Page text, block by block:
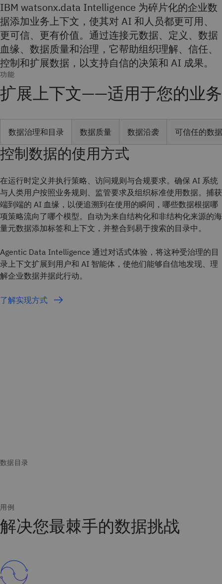
IBM watsonx.data Intelligence 为碎片化的企业数
据添加业务上下文，使其对 AI 和人员都更可用、
更可信、更有价值。通过连接元数据、定义、数据
血缘、数据质量和治理，它帮助组织理解、信任、
控制和扩展数据，以支持自信的决策和 AI 成果。
功能
扩展上下文——适用于您的业务
数据治理和目录 数据质量 数据沿袭 可信任的数
控制数据的使用方式
在运行时定义并执行策略、访问规则与合规要求。确保 AI 系统
与人类用户按照业务规则、监管要求及组织标准使用数据。捕获
端到端的 AI 血缘，以便追溯到在使用的瞬间，哪些数据根据哪
项策略流向了哪个模型。自动为来自结构化和非结构化来源的海
量元数据添加标签和上下文，并整合到易于搜索的目录中。
Agentic Data Intelligence 通过对话式体验，将这种受治理的目
录上下文扩展到用户和 AI 智能体，使他们能够自信地发现、理
解企业数据并据此行动。
了解实现方式
用例
解决您最棘手的数据挑战